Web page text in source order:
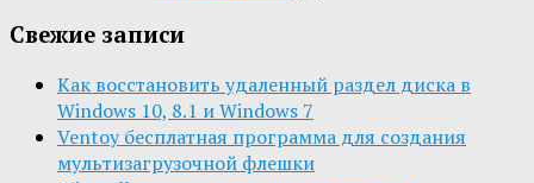
Свежие записи
Как восстановить удаленный раздел диска в
Windows 10, 8.1 и Windows 7
Ventoy бесплатная программа для создания
мультизагрузочной флешки